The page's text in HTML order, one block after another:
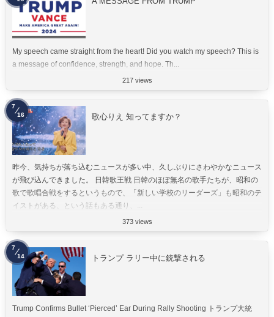
My speech came straight from the heart! Did you watch my speech? This is
a message of confidence, strength, and hope. Th...
217 views
歌心りえ 知ってますか？
昨今、気持ちが落ち込むニュースが多い中、久しぶりにさわやかなニュース
が飛び込んできました。 日韓歌王戦 日韓のほぼ無名の歌手たちが、昭和の
歌で歌唱合戦をするというもので、「新しい学校のリーダーズ」も昭和のテ
イストがある、という話もある通り、...
373 views
7
16
トランプ ラリー中に銃撃される
Trump Confirms Bullet ‘Pierced’ Ear During Rally Shooting トランプ大統
7
14